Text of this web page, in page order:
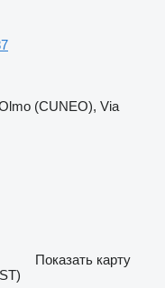
(CUNEO), Via
Показать карту